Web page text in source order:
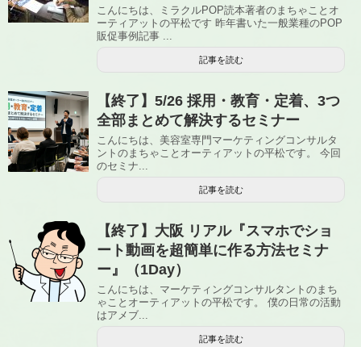
こんにちは、ミラクルPOP読本著者のまちゃことオ
ーティアットの平松です 昨年書いた一般業種のPOP
販促事例記事 ...
記事を読む
【終了】5/26 採用・教育・定着、3つ
全部まとめて解決するセミナー
こんにちは、美容室専門マーケティングコンサルタ
ントのまちゃことオーティアットの平松です。 今回
のセミナ...
記事を読む
【終了】大阪 リアル『スマホでショ
ート動画を超簡単に作る方法セミナ
ー』（1Day）
こんにちは、マーケティングコンサルタントのまち
ゃことオーティアットの平松です。 僕の日常の活動
はアメブ...
記事を読む